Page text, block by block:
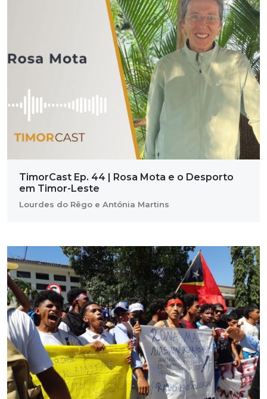
TimorCast Ep. 44 | Rosa Mota e o Desporto
em Timor-Leste
Lourdes do Rêgo e Antónia Martins